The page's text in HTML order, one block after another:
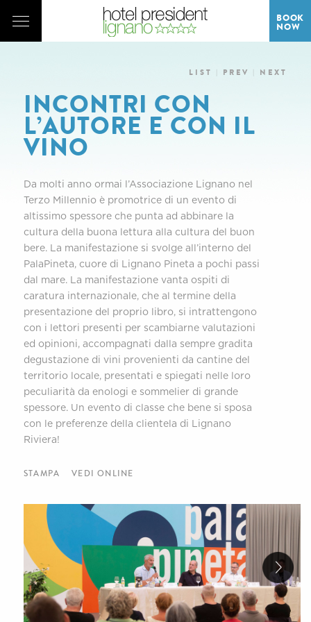
BOOK
NOW
NEXT
PREV
LIST
INCONTRI CON
L’AUTORE E CON IL
VINO
Da molti anno ormai l’Associazione Lignano nel
Terzo Millennio è promotrice di un evento di
altissimo spessore che punta ad abbinare la
cultura della buona lettura alla cultura del buon
bere. La manifestazione si svolge all’interno del
PalaPineta, cuore di Lignano Pineta a pochi passi
dal mare. La manifestazione vanta ospiti di
caratura internazionale, che al termine della
presentazione del proprio libro, si intrattengono
con i lettori presenti per scambiarne valutazioni
ed opinioni, accompagnati dalla sempre gradita
degustazione di vini provenienti da cantine del
territorio locale, presentati e spiegati nelle loro
peculiarità da enologi e sommelier di grande
spessore. Un evento di classe che bene si sposa
con le preferenze della clientela di Lignano
Riviera!
STAMPA VEDI ONLINE